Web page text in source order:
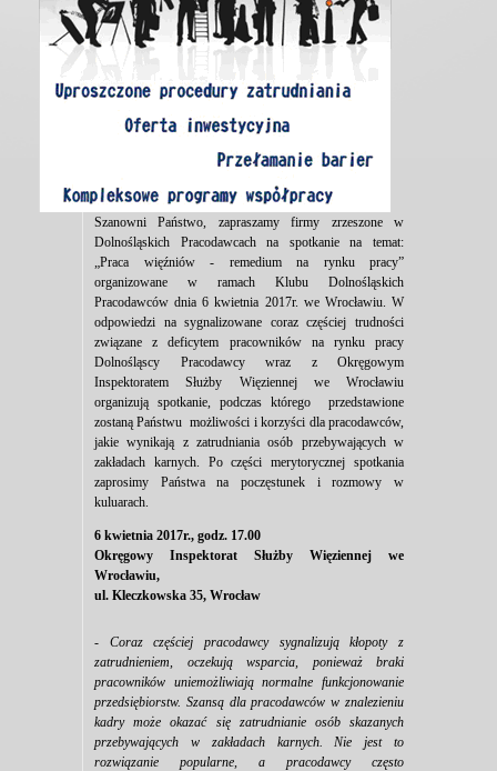
Szanowni Państwo, zapraszamy firmy zrzeszone w
Dolnośląskich Pracodawcach na spotkanie na temat:
„Praca więźniów - remedium na rynku pracy”
organizowane w ramach Klubu Dolnośląskich
Pracodawców dnia 6 kwietnia 2017r. we Wrocławiu. W
odpowiedzi na sygnalizowane coraz częściej trudności
związane z deficytem pracowników na rynku pracy
Dolnośląscy Pracodawcy wraz z Okręgowym
Inspektoratem Służby Więziennej we Wrocławiu
organizują spotkanie, podczas którego przedstawione
zostaną Państwu możliwości i korzyści dla pracodawców,
jakie wynikają z zatrudniania osób przebywających w
zakładach karnych. Po części merytorycznej spotkania
zaprosimy Państwa na poczęstunek i rozmowy w
kuluarach.
6 kwietnia 2017r., godz. 17.00
Okręgowy Inspektorat Służby Więziennej we
Wrocławiu,
ul. Kleczkowska 35, Wrocław
- Coraz częściej pracodawcy sygnalizują kłopoty z
zatrudnieniem, oczekują wsparcia, ponieważ braki
pracowników uniemożliwiają normalne funkcjonowanie
przedsiębiorstw. Szansą dla pracodawców w znalezieniu
kadry może okazać się zatrudnianie osób skazanych
przebywających w zakładach karnych. Nie jest to
rozwiązanie popularne, a pracodawcy często